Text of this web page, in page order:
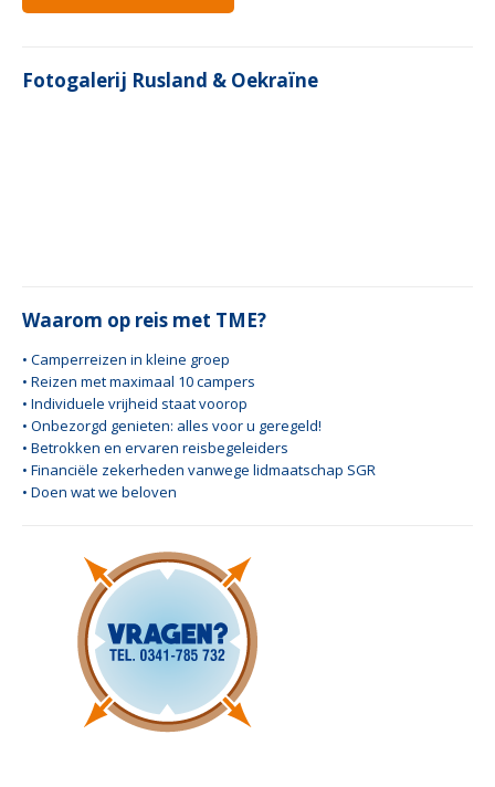
Fotogalerij Rusland & Oekraïne
Waarom op reis met TME?
• Camperreizen in kleine groep
• Reizen met maximaal 10 campers
• Individuele vrijheid staat voorop
• Onbezorgd genieten: alles voor u geregeld!
• Betrokken en ervaren reisbegeleiders
• Financiële zekerheden vanwege lidmaatschap SGR
• Doen wat we beloven